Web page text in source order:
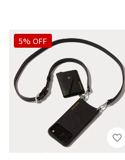
5% OFF